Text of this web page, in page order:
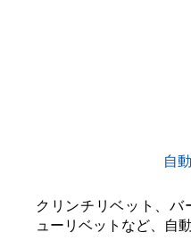
自
クリンチリベット、バ
ューリベットなど、自